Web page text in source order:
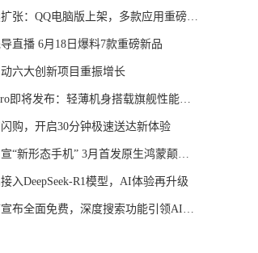
鸿蒙生态持续扩张：QQ电脑版上架，多款应用重磅更新
直播 6月18日爆料7款重磅新品
六大创新项目重振增长
小米平板7S Pro即将发布：轻薄机身搭载旗舰性能，重塑移动办公体验
购，开启30分钟极速送达新体验
华为余承东官宣“新形态手机” 3月首发原生鸿蒙颠覆想象
入DeepSeek-R1模型，AI体验再升级
百度文心一言宣布全面免费，深度搜索功能引领AI新体验